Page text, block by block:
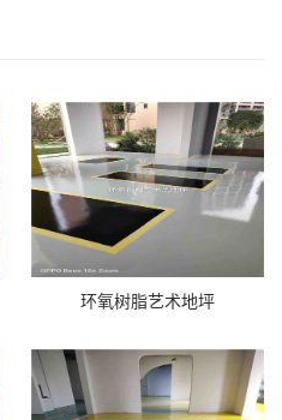
环氧树脂艺术地坪